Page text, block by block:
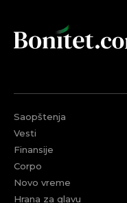
Saopštenja
Vesti
Finansije
Corpo
Novo vreme
Hrana za glavu